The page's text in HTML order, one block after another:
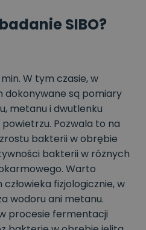
SIBO?
W tym czasie, w
są pomiary
metanu i dwutlenku
Pozwala to na
bakterii w obrębie
bakterii w różnych
Warto
fizjologicznie, w
wodoru ani metanu.
procesie fermentacji